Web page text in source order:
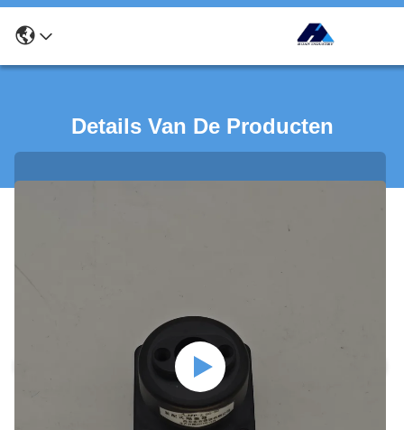
Details Van De Producten